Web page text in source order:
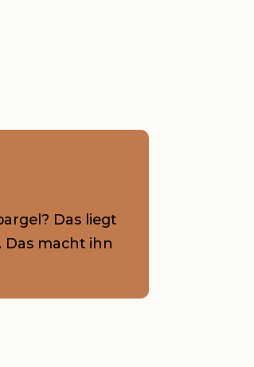
Das liegt
Das macht ihn